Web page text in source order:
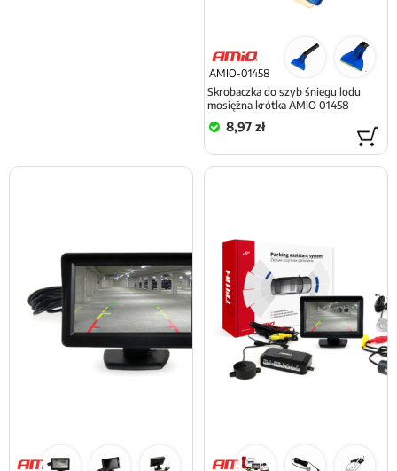
AMIO-01458
Skrobaczka do szyb śniegu lodu
mosiężna krótka AMiO 01458
8,97 zł